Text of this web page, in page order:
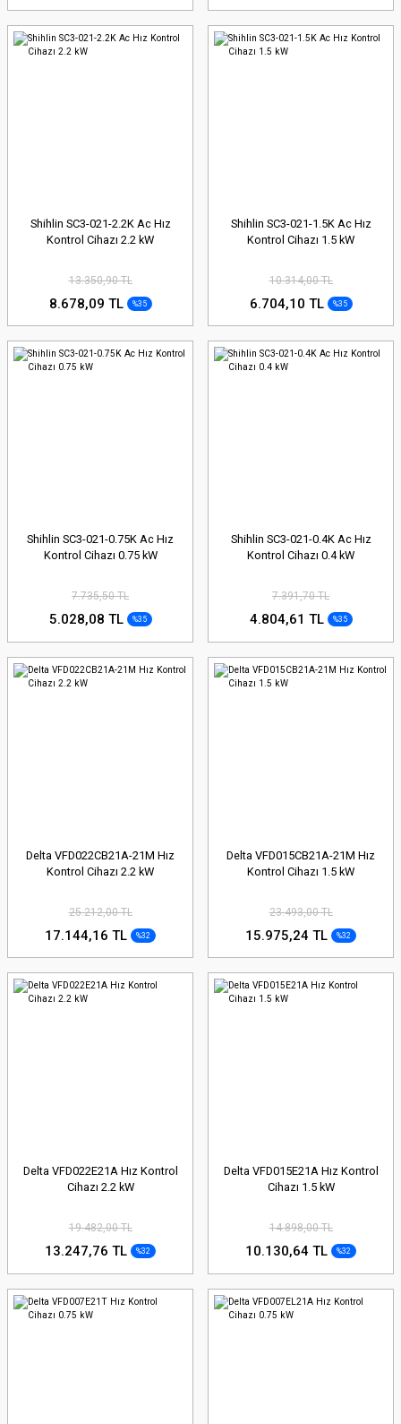
Shihlin SC3-021-2.2K Ac Hız
Kontrol Cihazı 2.2 kW
13.350,90 TL
8.678,09 TL %35
Shihlin SC3-021-1.5K Ac Hız
Kontrol Cihazı 1.5 kW
10.314,00 TL
6.704,10 TL %35
Shihlin SC3-021-0.75K Ac Hız
Kontrol Cihazı 0.75 kW
7.735,50 TL
5.028,08 TL %35
Shihlin SC3-021-0.4K Ac Hız
Kontrol Cihazı 0.4 kW
7.391,70 TL
4.804,61 TL %35
Delta VFD022CB21A-21M Hız
Kontrol Cihazı 2.2 kW
25.212,00 TL
17.144,16 TL %32
Delta VFD015CB21A-21M Hız
Kontrol Cihazı 1.5 kW
23.493,00 TL
15.975,24 TL %32
Delta VFD022E21A Hız Kontrol
Cihazı 2.2 kW
19.482,00 TL
13.247,76 TL %32
Delta VFD015E21A Hız Kontrol
Cihazı 1.5 kW
14.898,00 TL
10.130,64 TL %32